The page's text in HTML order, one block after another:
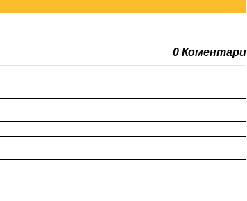
0 Коментари